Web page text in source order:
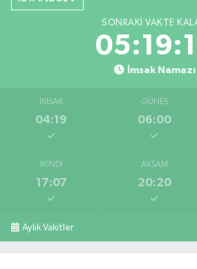
SONRAKI VAKTE
İmsak Namazı
İMSAK
04:19
GÜNEŞ
06:00
İKINDI
17:07
AKŞAM
20:20
Aylık Vakitler